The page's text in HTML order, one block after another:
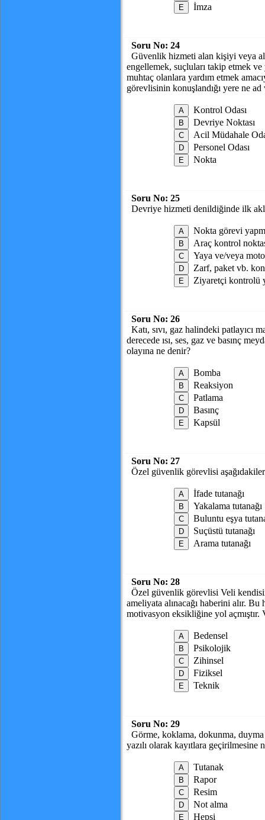
İmza
Soru No: 24
Güvenlik hizmeti alan kişiyi veya
engellemek, suçluları takip etmek
muhtaç olanlara yardım etmek
görevlisinin konuşlandığı yere ne
Kontrol Odası
Devriye Noktası
Acil Müdahale
Personel Odası
Nokta
Soru No: 25
Devriye hizmeti denildiğinde ilk
Nokta görevi
Araç kontrol
Yaya ve/veya
Zarf, paket vb.
Ziyaretçi kontrolü
Soru No: 26
Katı, sıvı, gaz halindeki patlayıcı
derecede ısı, ses, gaz ve basınç
olayına ne denir?
Bomba
Reaksiyon
Patlama
Basınç
Kapsül
Soru No: 27
Özel güvenlik görevlisi
İfade tutanağı
Yakalama tutanağı
Buluntu eşya
Suçüstü tutanağı
Arama tutanağı
Soru No: 28
Özel güvenlik görevlisi Veli
ameliyata alınacağı haberini alır.
motivasyon eksikliğine yol açmıştır.
Bedensel
Psikolojik
Zihinsel
Fiziksel
Teknik
Soru No: 29
Görme, koklama, dokunma, duyma
yazılı olarak kayıtlara geçirilmesine
Tutanak
Rapor
Resim
Not alma
Hepsi